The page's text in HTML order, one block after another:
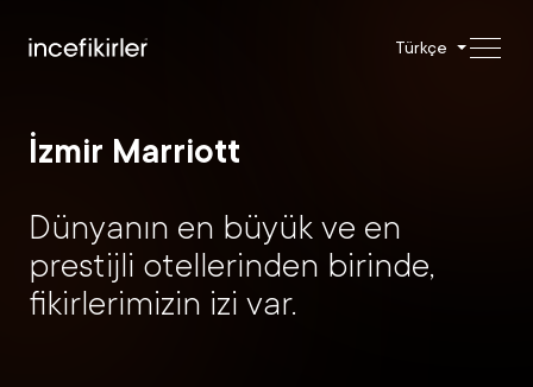
Türkçe
İzmir Marriott
Dünyanın en büyük ve en
prestijli otellerinden birinde,
fikirlerimizin izi var.